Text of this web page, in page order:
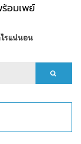
อมเพย์
ไรแน่นอน